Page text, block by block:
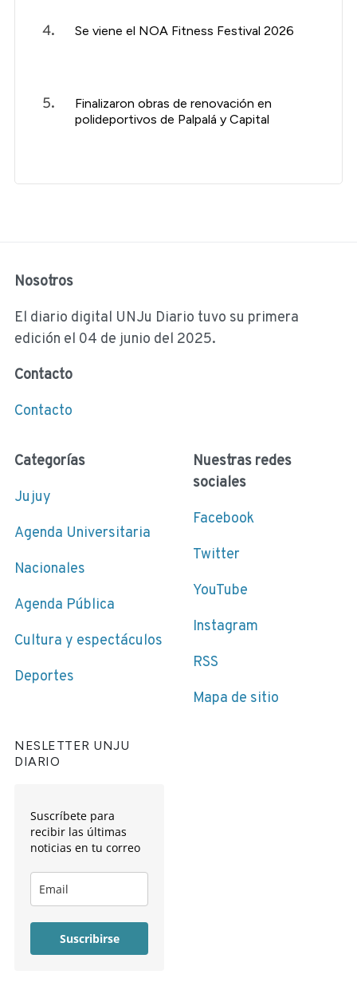
Se viene el NOA Fitness Festival 2026
Finalizaron obras de renovación en
polideportivos de Palpalá y Capital
Nosotros
El diario digital UNJu Diario tuvo su primera
edición el 04 de junio del 2025.
Contacto
Contacto
Categorías
Jujuy
Agenda Universitaria
Nacionales
Agenda Pública
Cultura y espectáculos
Deportes
Nuestras redes
sociales
Facebook
Twitter
YouTube
Instagram
RSS
Mapa de sitio
NESLETTER UNJU
DIARIO
Suscríbete para
recibir las últimas
noticias en tu correo
Suscribirse